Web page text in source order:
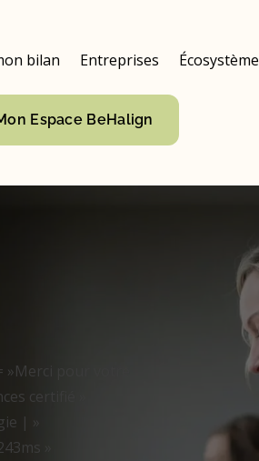
bilan Entreprises Écosystème
Espace BeHalign
»Merci pour votre
certifié »
| »
»